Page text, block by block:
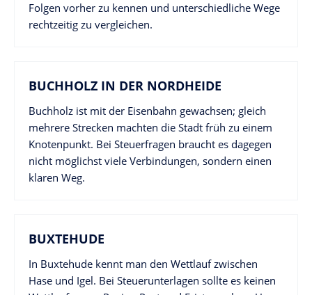
Folgen vorher zu kennen und unterschiedliche Wege
rechtzeitig zu vergleichen.
BUCHHOLZ IN DER NORDHEIDE
Buchholz ist mit der Eisenbahn gewachsen; gleich
mehrere Strecken machten die Stadt früh zu einem
Knotenpunkt. Bei Steuerfragen braucht es dagegen
nicht möglichst viele Verbindungen, sondern einen
klaren Weg.
BUXTEHUDE
In Buxtehude kennt man den Wettlauf zwischen
Hase und Igel. Bei Steuerunterlagen sollte es keinen